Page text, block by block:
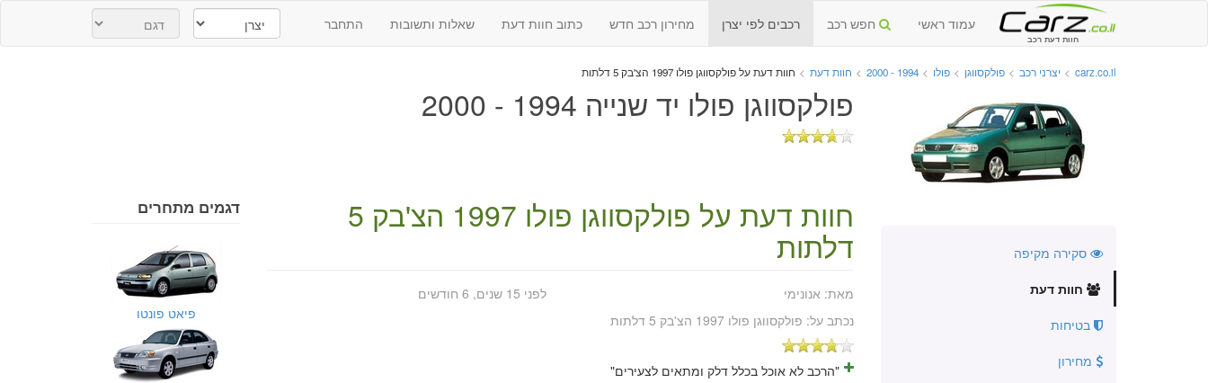
חוות דעת רכב
עמוד ראשי חפש רכב רכבים לפי יצרן מחירון רכב חדש כתוב חוות דעת שאלות ותשובות התחבר
carz.co.il
> יצרני רכב > פולקסווגן > פולו >
1994 - 2000
> חוות דעת > חוות דעת על פולקסווגן פולו 1997 הצ'בק 5 דלתות
פולקסווגן פולו יד שנייה 1994 - 2000
סקירה מקיפה
חוות דעת
בטיחות
מחירון
חוות דעת על פולקסווגן פולו 1997 הצ'בק 5
דלתות
מאת:אנונימי
לפני 15 שנים, 6 חודשים
נכתב על: פולקסווגן פולו 1997 הצ'בק 5 דלתות
"הרכב לא אוכל בכלל דלק ומתאים לצעירים"
דגמים מתחרים
פיאט פונטו